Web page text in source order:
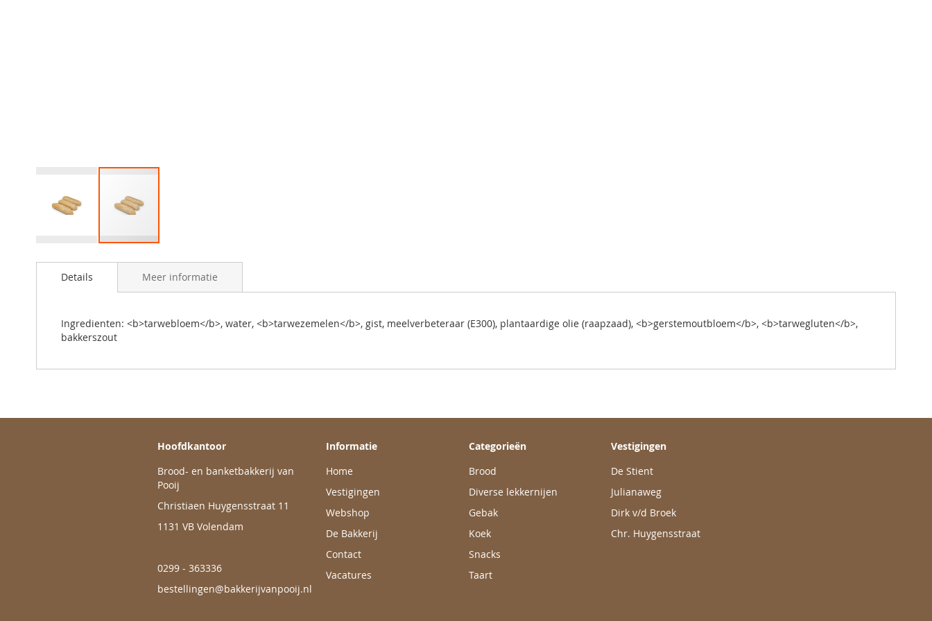
naar
afbeeldingen-
Details
Ingredienten: <b>tarwebloem</b>, water, <b>tarwezemelen</b>, gist, meelverbeteraar (E300), plantaardige olie (raapzaad), <b>gerstemoutbloem</b>, <b>tarwegluten</b>,
bakkerszout
Meer informatie
Hoofdkantoor
Brood- en banketbakkerij van
Pooij
Christiaen Huygensstraat 11
1131 VB Volendam
0299 - 363336
bestellingen@bakkerijvanpooij.nl
Informatie
Home
Vestigingen
Webshop
De Bakkerij
Contact
Vacatures
Categorieën
Brood
Diverse lekkernijen
Gebak
Koek
Snacks
Taart
Vestigingen
De Stient
Julianaweg
Dirk v/d Broek
Chr. Huygensstraat